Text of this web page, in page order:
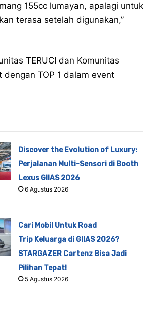
155cc lumayan, apalagi untuk
terasa setelah digunakan,”
TERUCI dan Komunitas
TOP 1 dalam event
Discover the Evolution of Luxury:
Perjalanan Multi-Sensori di Booth
Lexus GIIAS 2026
6 Agustus 2026
Cari Mobil Untuk Road
Trip Keluarga di GIIAS 2026?
STARGAZER Cartenz Bisa Jadi
Pilihan Tepat!
5 Agustus 2026